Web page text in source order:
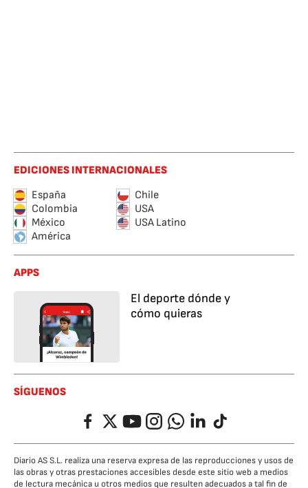
EDICIONES INTERNACIONALES
España
Chile
Colombia
USA
México
USA Latino
América
APPS
El deporte dónde y
cómo quieras
SÍGUENOS
FacebookTwitterYouTubeInstagramWhatsappLinkedIn
TikTok
Diario AS S.L. realiza una reserva expresa de las reproducciones y usos de
las obras y otras prestaciones accesibles desde este sitio web a medios
de lectura mecánica u otros medios que resulten adecuados a tal fin de